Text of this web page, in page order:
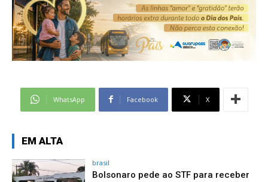
WhatsApp Facebook X
EM ALTA
brasil
Bolsonaro pede ao STF para receber